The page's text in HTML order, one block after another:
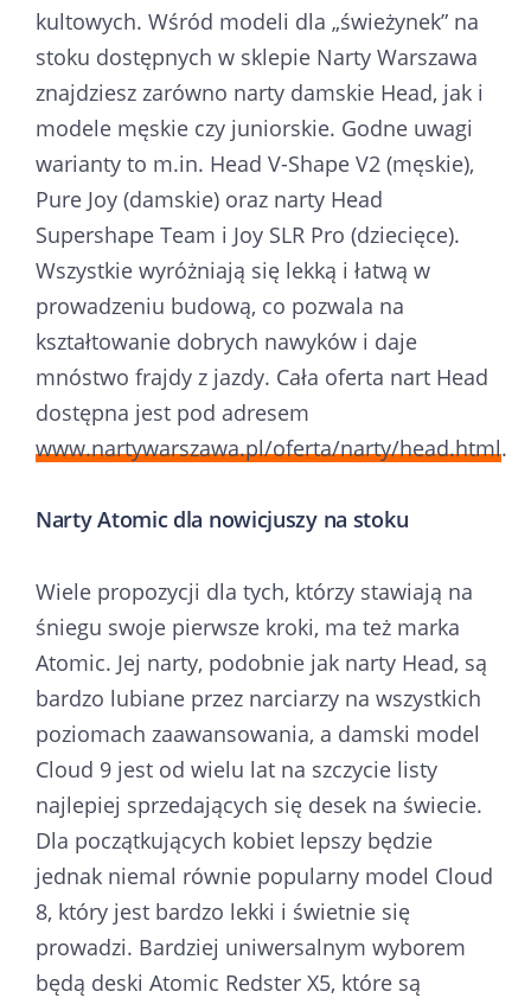
kultowych. Wśród modeli dla „świeżynek” na
stoku dostępnych w sklepie Narty Warszawa
znajdziesz zarówno narty damskie Head, jak i
modele męskie czy juniorskie. Godne uwagi
warianty to m.in. Head V-Shape V2 (męskie),
Pure Joy (damskie) oraz narty Head
Supershape Team i Joy SLR Pro (dziecięce).
Wszystkie wyróżniają się lekką i łatwą w
prowadzeniu budową, co pozwala na
kształtowanie dobrych nawyków i daje
mnóstwo frajdy z jazdy. Cała oferta nart Head
dostępna jest pod adresem
www.nartywarszawa.pl/oferta/narty/head.html.
Narty Atomic dla nowicjuszy na stoku
Wiele propozycji dla tych, którzy stawiają na
śniegu swoje pierwsze kroki, ma też marka
Atomic. Jej narty, podobnie jak narty Head, są
bardzo lubiane przez narciarzy na wszystkich
poziomach zaawansowania, a damski model
Cloud 9 jest od wielu lat na szczycie listy
najlepiej sprzedających się desek na świecie.
Dla początkujących kobiet lepszy będzie
jednak niemal równie popularny model Cloud
8, który jest bardzo lekki i świetnie się
prowadzi. Bardziej uniwersalnym wyborem
będą deski Atomic Redster X5, które są